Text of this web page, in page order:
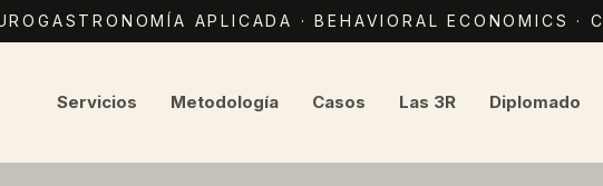
APLICADA · BEHAVIORAL ECONOMICS ·
Servicios Metodología Casos Las 3R Diplomado